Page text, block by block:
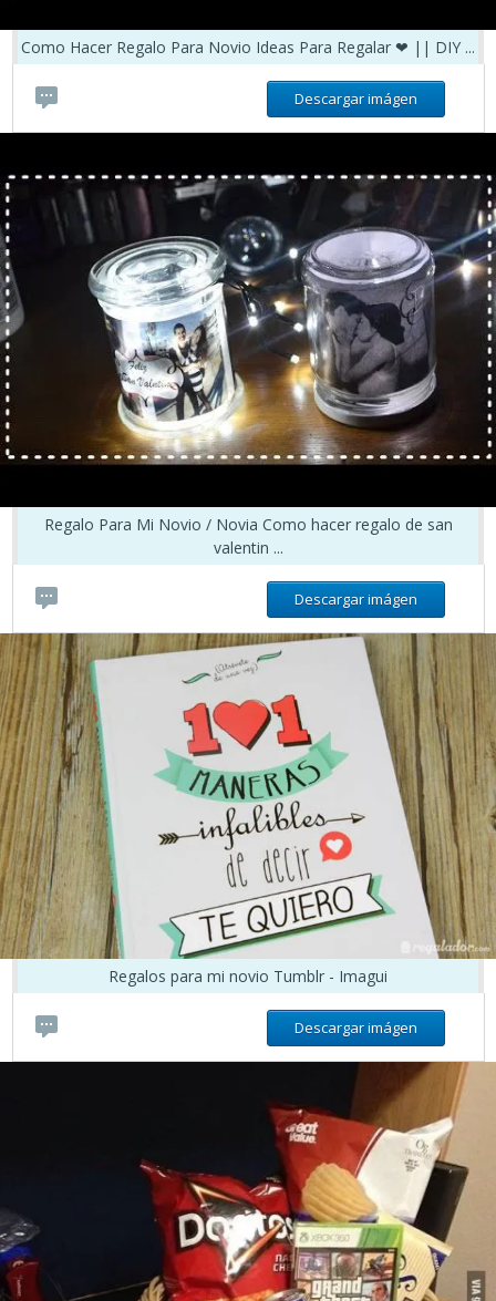
Como Hacer Regalo Para Novio Ideas Para Regalar ❤ || DIY ...
Descargar imágen
Regalo Para Mi Novio / Novia Como hacer regalo de san
valentin ...
Descargar imágen
Regalos para mi novio Tumblr - Imagui
Descargar imágen